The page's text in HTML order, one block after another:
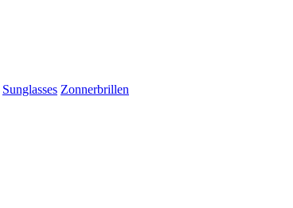
Sunglasses Zonnerbrillen